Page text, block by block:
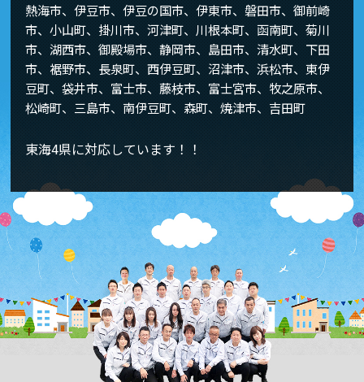
熱海市、伊豆市、伊豆の国市、伊東市、磐田市、御前崎
市、小山町、掛川市、河津町、川根本町、函南町、菊川
市、湖西市、御殿場市、静岡市、島田市、清水町、下田
市、裾野市、長泉町、西伊豆町、沼津市、浜松市、東伊
豆町、袋井市、富士市、藤枝市、富士宮市、牧之原市、
松崎町、三島市、南伊豆町、森町、焼津市、吉田町
東海4県に対応しています！！